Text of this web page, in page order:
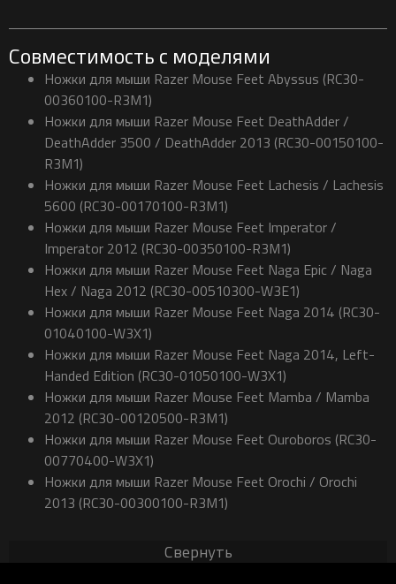
Совместимость с моделями
Ножки для мыши Razer Mouse Feet Abyssus (RC30-
00360100-R3M1)
Ножки для мыши Razer Mouse Feet DeathAdder /
DeathAdder 3500 / DeathAdder 2013 (RC30-00150100-
R3M1)
Ножки для мыши Razer Mouse Feet Lachesis / Lachesis
5600 (RC30-00170100-R3M1)
Ножки для мыши Razer Mouse Feet Imperator /
Imperator 2012 (RC30-00350100-R3M1)
Ножки для мыши Razer Mouse Feet Naga Epic / Naga
Hex / Naga 2012 (RC30-00510300-W3E1)
Ножки для мыши Razer Mouse Feet Naga 2014 (RC30-
01040100-W3X1)
Ножки для мыши Razer Mouse Feet Naga 2014, Left-
Handed Edition (RC30-01050100-W3X1)
Ножки для мыши Razer Mouse Feet Mamba / Mamba
2012 (RC30-00120500-R3M1)
Ножки для мыши Razer Mouse Feet Ouroboros (RC30-
00770400-W3X1)
Ножки для мыши Razer Mouse Feet Orochi / Orochi
2013 (RC30-00300100-R3M1)
Свернуть